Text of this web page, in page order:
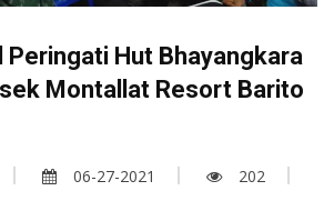
Peringati Hut Bhayangkara
Montallat Resort Barito
06-27-2021
202